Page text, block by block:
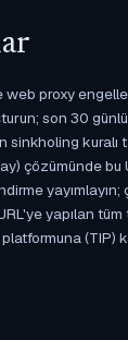
web proxy
son 30
kuralı
çözümünde bu
yapılan tüm
(TIP)